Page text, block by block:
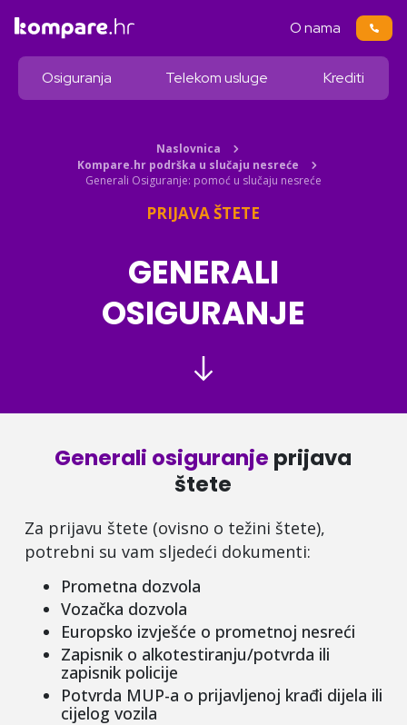
Osiguranja Telekom usluge Krediti
O nama
Naslovnica
Kompare.hr podrška u slučaju nesreće
Generali Osiguranje: pomoć u slučaju nesreće
PRIJAVA ŠTETE
GENERALI
OSIGURANJE
Generali osiguranje prijava
štete
Za prijavu štete (ovisno o težini štete),
potrebni su vam sljedeći dokumenti:
Prometna dozvola
Vozačka dozvola
Europsko izvješće o prometnoj nesreći
Zapisnik o alkotestiranju/potvrda ili
zapisnik policije
Potvrda MUP-a o prijavljenoj krađi dijela ili
cijelog vozila